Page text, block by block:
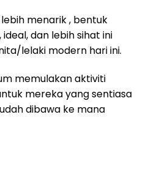
menarik , bentuk
dan lebih sihat ini
lelaki modern hari ini.
memulakan aktiviti
mereka yang sentiasa
dibawa ke mana